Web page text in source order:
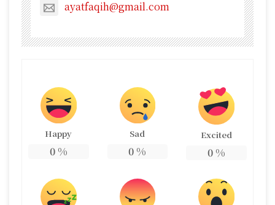
ayatfaqih@gmail.com
Happy
0%
Sad
0 %
Excited
0 %